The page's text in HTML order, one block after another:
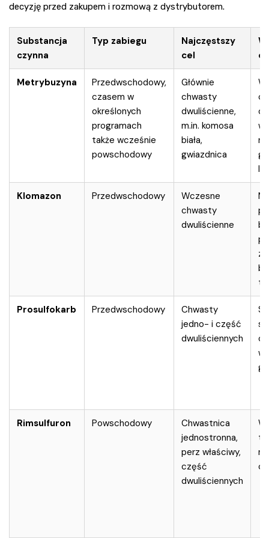
decyzję przed zakupem i rozmową z dystrybutorem.
Substancja
czynna
Typ zabiegu
Najczęstszy
cel
Metrybuzyna
Przedwschodowy,
czasem w
określonych
programach
także wcześnie
powschodowy
Głównie
chwasty
dwuliścienne,
m.in. komosa
biała,
gwiazdnica
Klomazon Przedwschodowy
Wczesne
chwasty
dwuliścienne
Prosulfokarb Przedwschodowy
Chwasty
jedno- i część
dwuliściennych
od
Rimsulfuron Powschodowy
Chwastnica
jednostronna,
perz właściwy,
część
dwuliściennych